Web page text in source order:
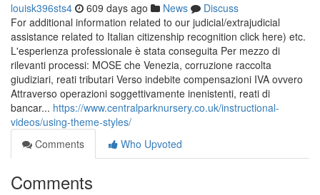
louisk396sts4 609 days ago News
Discuss
For additional information related to our judicial/extrajudicial
assistance related to Italian citizenship recognition click here) etc.
L'esperienza professionale è stata conseguita Per mezzo di
rilevanti processi: MOSE che Venezia, corruzione raccolta
giudiziari, reati tributari Verso indebite compensazioni IVA ovvero
Attraverso operazioni soggettivamente inenistenti, reati di
bancar... https://www.centralparknursery.co.uk/instructional-
videos/using-theme-styles/
Comments
Who Upvoted
Comments